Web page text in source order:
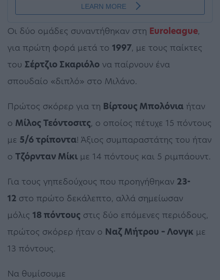
Οι δύο ομάδες συναντήθηκαν στη Euroleague,
για πρώτη φορά μετά το 1997, με τους παίκτες
του Σέρτζιο Σκαριόλο να παίρνουν ένα
σπουδαίο «διπλό» στο Μιλάνο.
Πρώτος σκόρερ για τη Βίρτους Μπολόνια ήταν
ο Μίλος Τεόντοσιτς, ο οποίος πέτυχε 15 πόντους
με 5/6 τρίποντα! Άξιος συμπαραστάτης του ήταν
ο Τζόρνταν Μίκι με 14 πόντους και 5 ριμπάουντ.
Για τους γηπεδούχους που προηγήθηκαν 23-
12 στο πρώτο δεκάλεπτο, αλλά σημείωσαν
μόλις 18 πόντους στις δύο επόμενες περιόδους,
πρώτος σκόρερ ήταν ο Ναζ Μήτρου – Λονγκ με
13 πόντους.
Να θυμίσουμε